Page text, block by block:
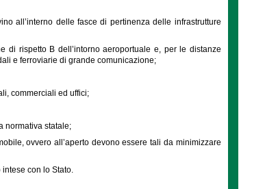
all’interno delle fasce di pertinenza delle infrastrutture
di rispetto B dell’intorno aeroportuale e, per le distanze
e ferroviarie di grande comunicazione;
commerciali ed uffici;
normativa statale;
ovvero all’aperto devono essere tali da minimizzare
con lo Stato.